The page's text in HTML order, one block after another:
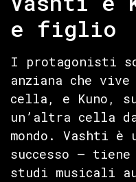
e figlio
I protagonisti
anziana che
cella, e Kuno,
un’altra cella
mondo. Vashti è
successo —
studi musicali